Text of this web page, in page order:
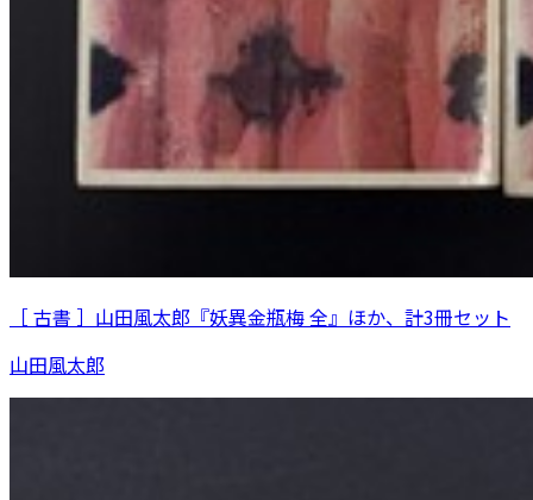
［ 古書 ］山田風太郎『妖異金瓶梅 全』ほか、計3冊セット
山田風太郎